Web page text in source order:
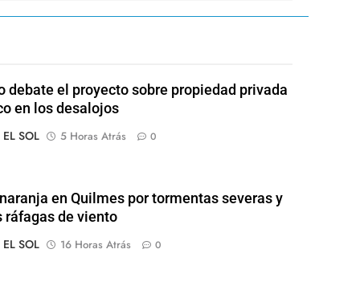
debate el proyecto sobre propiedad privada
en los desalojos
SOL
5 Horas Atrás 0
en Quilmes por tormentas severas y
ráfagas de viento
SOL
16 Horas Atrás 0